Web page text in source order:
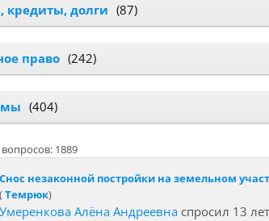
кредиты, долги (87)
право (242)
(404)
1889
Снос незаконной постройки на земельном
(Темрюк)
Умеренкова Алёна Андреевна спросил 13